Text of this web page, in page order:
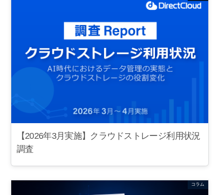
【2026年3月実施】クラウドストレージ利用状況
調査
コラム